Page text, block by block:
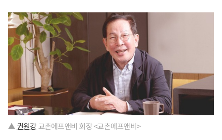
▲권원강교촌에프앤비 회장 <교촌에프앤비>